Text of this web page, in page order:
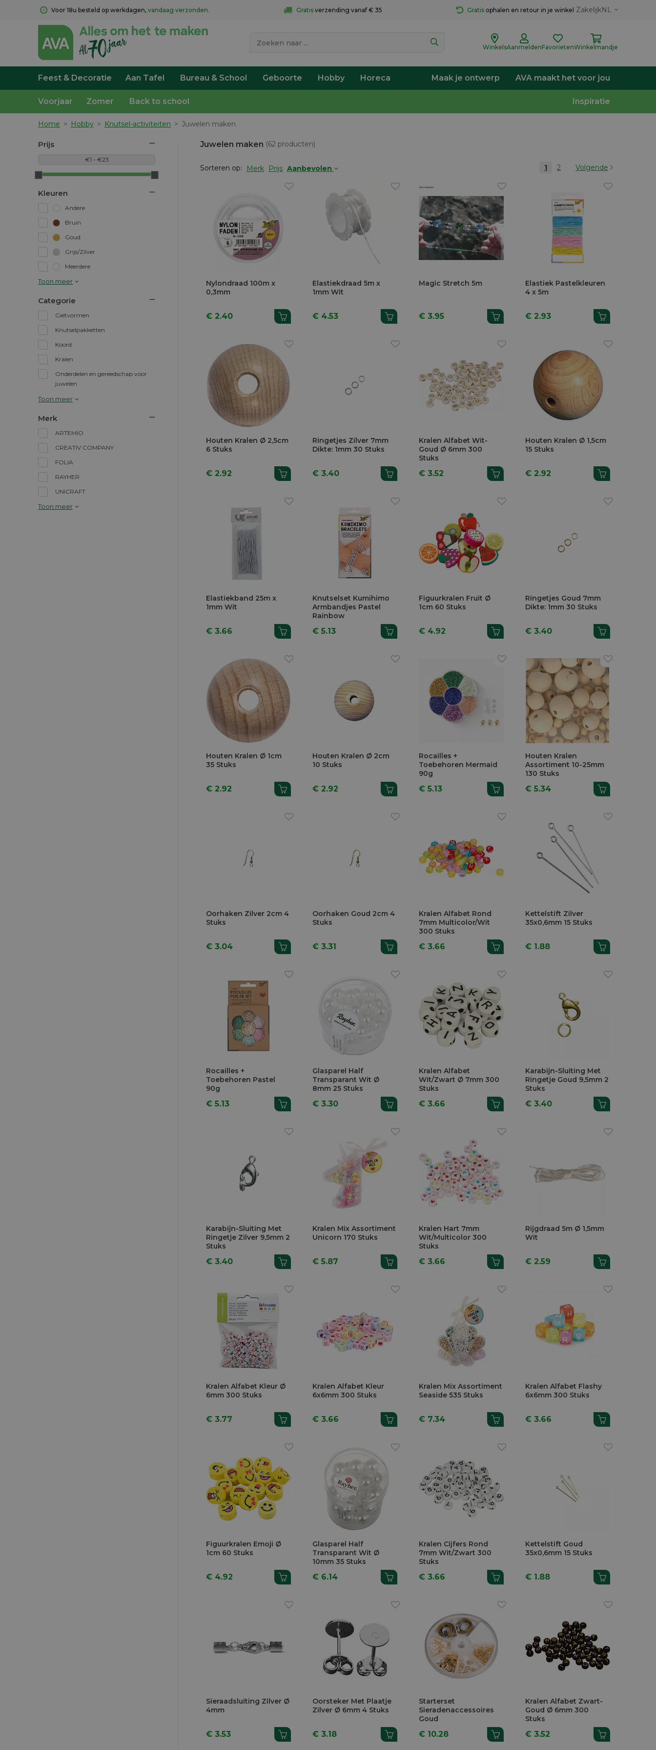
Voor 18u besteld op werkdagen, vandaag verzonden. Gratis verzending vanaf € 35 Gratis ophalen en retour in je winkel ZakelijkNL
WinkelsAanmeldenFavorietenWinkelmandje
Feest & Decoratie Aan Tafel Bureau & School Geboorte Hobby Horeca Maak je ontwerp AVA maakt het voor jou
Voorjaar Zomer Back to school Inspiratie
Home > Hobby > Knutsel-activiteiten > Juwelen maken
Prijs
Kleuren
Andere
Bruin
Goud
Grijs/Zilver
Meerdere
Toon meer
Categorie
Gietvormen
Knutselpakketten
Koord
Kralen
Onderdelen en gereedschap voor
juwelen
Toon meer
Merk
ARTEMIO
CREATIV COMPANY
FOLIA
RAYHER
UNICRAFT
Toon meer
Juwelen maken (62 producten)
Sorteren op: Merk Prijs Aanbevolen 1 2 Volgende
Nylondraad 100m x
0,3mm
€ 2.40
Elastiekdraad 5m x
1mm Wit
€ 4.53
Magic Stretch 5m
€ 3.95
Elastiek Pastelkleuren
4 x 5m
€ 2.93
Houten Kralen Ø 2,5cm
6 Stuks
€ 2.92
Ringetjes Zilver 7mm
Dikte: 1mm 30 Stuks
€ 3.40
Kralen Alfabet Wit-
Goud Ø 6mm 300
Stuks
€ 3.52
Houten Kralen Ø 1,5cm
15 Stuks
€ 2.92
Elastiekband 25m x
1mm Wit
€ 3.66
Knutselset Kumihimo
Armbandjes Pastel
Rainbow
€ 5.13
Figuurkralen Fruit Ø
1cm 60 Stuks
€ 4.92
Ringetjes Goud 7mm
Dikte: 1mm 30 Stuks
€ 3.40
Houten Kralen Ø 1cm
35 Stuks
€ 2.92
Houten Kralen Ø 2cm
10 Stuks
€ 2.92
Rocailles +
Toebehoren Mermaid
90g
€ 5.13
Houten Kralen
Assortiment 10-25mm
130 Stuks
€ 5.34
Oorhaken Zilver 2cm 4
Stuks
€ 3.04
Oorhaken Goud 2cm 4
Stuks
€ 3.31
Kralen Alfabet Rond
7mm Multicolor/Wit
300 Stuks
€ 3.66
Kettelstift Zilver
35x0,6mm 15 Stuks
€ 1.88
Rocailles +
Toebehoren Pastel
90g
€ 5.13
Glasparel Half
Transparant Wit Ø
8mm 25 Stuks
€ 3.30
Kralen Alfabet
Wit/Zwart Ø 7mm 300
Stuks
€ 3.66
Karabijn-Sluiting Met
Ringetje Goud 9,5mm 2
Stuks
€ 3.40
Karabijn-Sluiting Met
Ringetje Zilver 9,5mm 2
Stuks
€ 3.40
Kralen Mix Assortiment
Unicorn 170 Stuks
€ 5.87
Kralen Hart 7mm
Wit/Multicolor 300
Stuks
€ 3.66
Rijgdraad 5m Ø 1,5mm
Wit
€ 2.59
Kralen Alfabet Kleur Ø
6mm 300 Stuks
€ 3.77
Kralen Alfabet Kleur
6x6mm 300 Stuks
€ 3.66
Kralen Mix Assortiment
Seaside 535 Stuks
€ 7.34
Kralen Alfabet Flashy
6x6mm 300 Stuks
€ 3.66
Figuurkralen Emoji Ø
1cm 60 Stuks
€ 4.92
Glasparel Half
Transparant Wit Ø
10mm 35 Stuks
€ 6.14
Kralen Cijfers Rond
7mm Wit/Zwart 300
Stuks
€ 3.66
Kettelstift Goud
35x0,6mm 15 Stuks
€ 1.88
Sieraadsluiting Zilver Ø
4mm
€ 3.53
Oorsteker Met Plaatje
Zilver Ø 6mm 4 Stuks
€ 3.18
Starterset
Sieradenaccessoires
Goud
€ 10.28
Kralen Alfabet Zwart-
Goud Ø 6mm 300
Stuks
€ 3.52